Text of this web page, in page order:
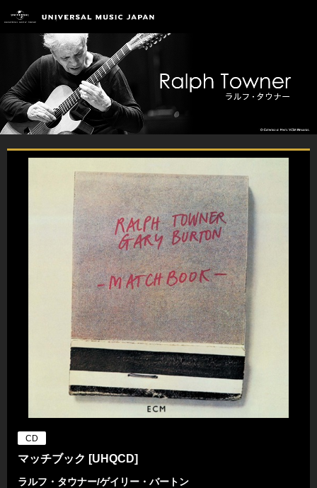
CD
マッチブック [UHQCD]
ラルフ・タウナー/ゲイリー・バートン